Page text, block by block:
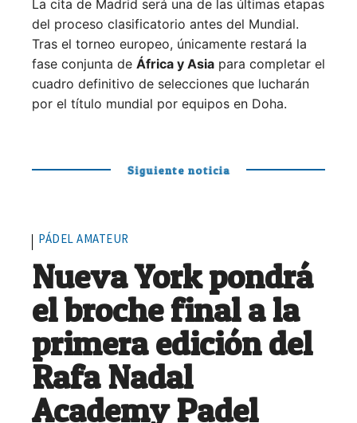
La cita de Madrid será una de las últimas etapas
del proceso clasificatorio antes del Mundial.
Tras el torneo europeo, únicamente restará la
fase conjunta de África y Asia para completar el
cuadro definitivo de selecciones que lucharán
por el título mundial por equipos en Doha.
Siguiente noticia
PÁDEL AMATEUR
Nueva York pondrá
el broche final a la
primera edición del
Rafa Nadal
Academy Padel